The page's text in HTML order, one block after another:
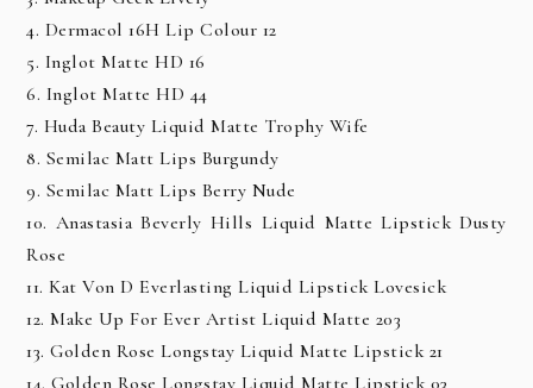
4. Dermacol 16H Lip Colour 12
5. Inglot Matte HD 16
6. Inglot Matte HD 44
7. Huda Beauty Liquid Matte Trophy Wife
8. Semilac Matt Lips Burgundy
9. Semilac Matt Lips Berry Nude
10. Anastasia Beverly Hills Liquid Matte Lipstick Dusty
Rose
11. Kat Von D Everlasting Liquid Lipstick Lovesick
12. Make Up For Ever Artist Liquid Matte 203
13. Golden Rose Longstay Liquid Matte Lipstick 21
14. Golden Rose Longstay Liquid Matte Lipstick 03